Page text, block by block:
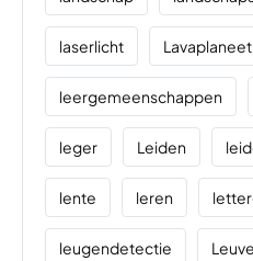
laserlicht Lavaplaneet
leergemeenschappen
leger Leiden
lente leren
leugendetectie